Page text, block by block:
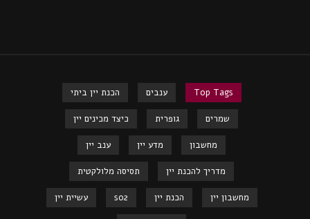
Top Tags ענבים הכנת יין ביתי
שמרים גופרית כיצד מכינים יין
מחשבון מדע יין ענב יין
מדריך להכנת יין תסיסה מלולקטית
מחשבון יין הכנת יין so2 עשיית יין